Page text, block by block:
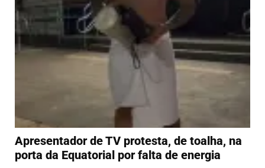
Apresentador de TV protesta, de toalha, na
porta da Equatorial por falta de energia